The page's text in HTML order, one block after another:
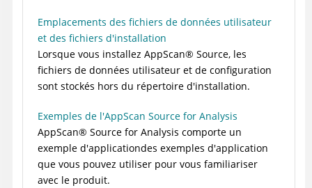
Emplacements des fichiers de données utilisateur
et des fichiers d'installation
Lorsque vous installez AppScan® Source, les
fichiers de données utilisateur et de configuration
sont stockés hors du répertoire d'installation.
Exemples de l'AppScan Source for Analysis
AppScan® Source for Analysis comporte un
exemple d'applicationdes exemples d'application
que vous pouvez utiliser pour vous familiariser
avec le produit.